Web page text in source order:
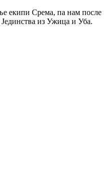
екипи Срема, па нам после
Јединства из Ужица и Уба.